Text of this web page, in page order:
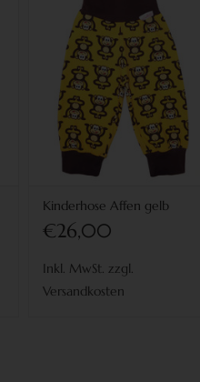
Kinderhose Affen gelb
€26,00
Inkl. MwSt. zzgl.
Versandkosten